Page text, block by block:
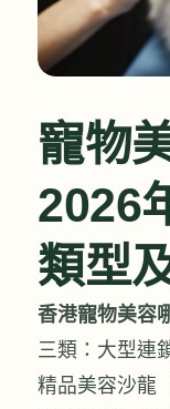
寵物
2026
類型
香港寵物美容
三類：大型連
精品美容沙龍